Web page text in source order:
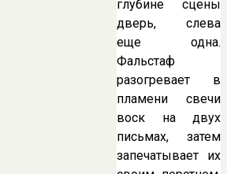
глубине сцены
дверь, слева
еще одна.
Фальстаф
разогревает в
пламени свечи
воск на двух
письмах, затем
запечатывает их